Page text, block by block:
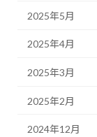
2025年5月
2025年4月
2025年3月
2025年2月
2024年12月